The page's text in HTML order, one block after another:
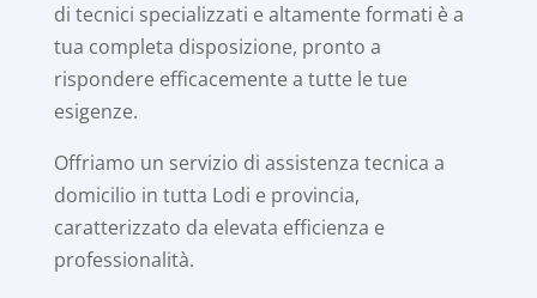
di tecnici specializzati e altamente formati è a
tua completa disposizione, pronto a
rispondere efficacemente a tutte le tue
esigenze.
Offriamo un servizio di assistenza tecnica a
domicilio in tutta Lodi e provincia,
caratterizzato da elevata efficienza e
professionalità.